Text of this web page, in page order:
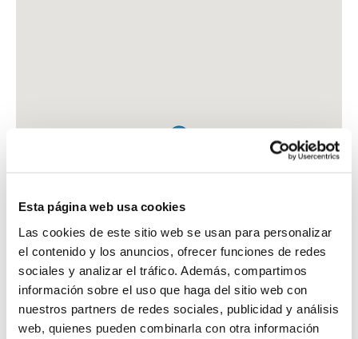
Esta página web usa cookies
Las cookies de este sitio web se usan para personalizar
el contenido y los anuncios, ofrecer funciones de redes
sociales y analizar el tráfico. Además, compartimos
información sobre el uso que haga del sitio web con
nuestros partners de redes sociales, publicidad y análisis
web, quienes pueden combinarla con otra información